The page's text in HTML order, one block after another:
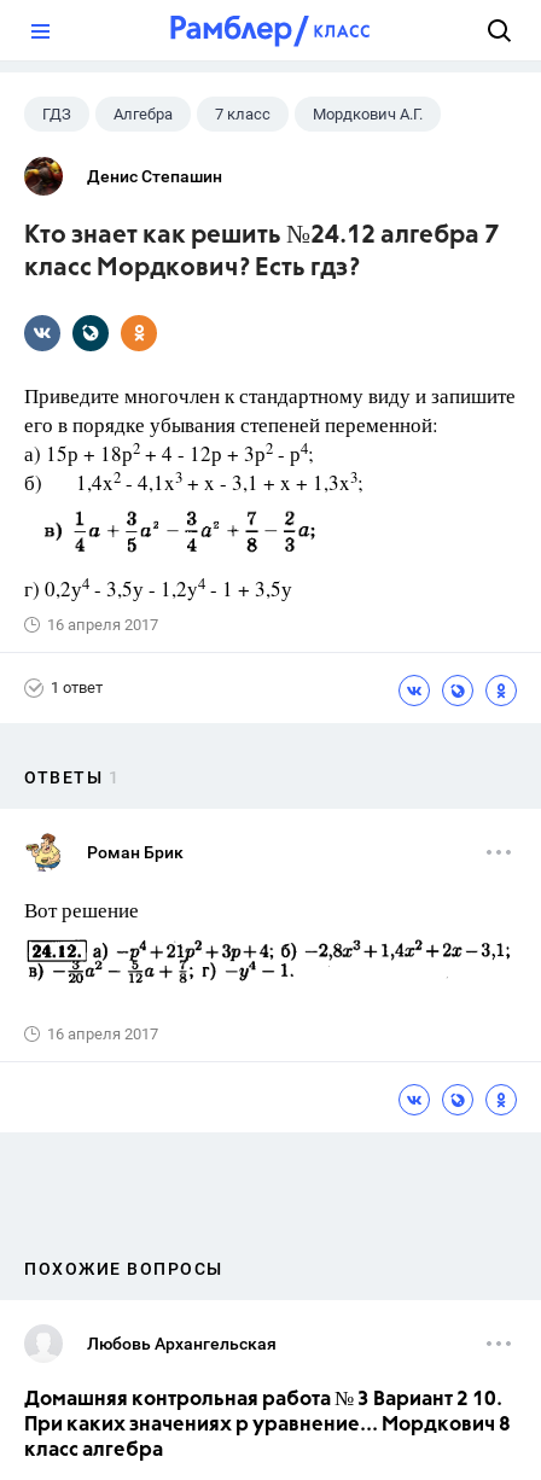
ГДЗ Алгебра 7 класс Мордкович А.Г.
Денис Степашин
Кто знает как решить №24.12 алгебра 7
класс Мордкович? Есть гдз?
Приведите многочлен к стандартному виду и запишите
его в порядке убывания степеней переменной:
а) 15р + 18р2 + 4 - 12р + 3р2 - р4;
б) 1,4x2 - 4,1x3 + x - 3,1 + x + 1,3x3;
г) 0,2у4 - 3,5у - 1,2y4 - 1 + 3,5у
16 апреля 2017
1 ответ
ОТВЕТЫ 1
Роман Брик
Вот решение
16 апреля 2017
ПОХОЖИЕ ВОПРОСЫ
Любовь Архангельская
Домашняя контрольная работа № 3 Вариант 2 10.
При каких значениях р уравнение... Мордкович 8
класс алгебра